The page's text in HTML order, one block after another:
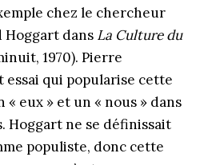
chez le chercheur
dans La Culture du
1970). Pierre
qui popularise cette
eux » et un « nous » dans
Hoggart ne se définissait
populiste, donc cette